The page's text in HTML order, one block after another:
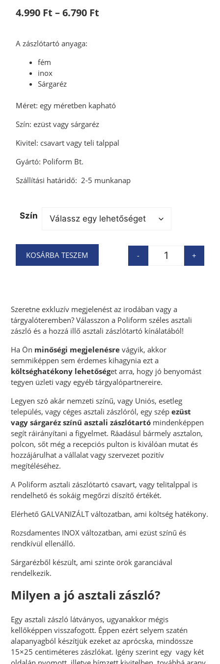
4.990 Ft –6.790 Ft
A zászlótartó anyaga:
fém
inox
Sárgaréz
​Méret: egy méretben kapható
Szín: ezüst vagy sárgaréz
Kivitel: csavart vagy teli talppal
Gyártó: Poliform Bt.
Szállítási határidő: 2-5 munkanap
Szín
- +
KOSÁRBA TESZEM
Szeretne exkluzív megjelenést az irodában vagy a
tárgyalóteremben? Válasszon a Poliform széles asztali
zászló és a hozzá illő asztali zászlótartó kínálatából!
Ha Ön minőségi megjelenésre vágyik, akkor
semmiképpen sem érdemes kihagynia ezt a
költséghatékony lehetőséget arra, hogy jó benyomást
tegyen üzleti vagy egyéb tárgyalópartnereire.
Legyen szó akár nemzeti színű, vagy Uniós, esetleg
település, vagy céges asztali zászlóról, egy szépezüst
vagy sárgaréz színű asztali zászlótartó mindenképpen
segít ráirányítani a figyelmet. Ráadásul bármely asztalon,
polcon, sőt még a recepciós pulton is kiválóan mutat és
hozzájárulhat a vállalat vagy szervezet pozitív
megítéléséhez.
A Poliform asztali zászlótartó csavart, vagy telitalppal is
rendelhető és sokáig megőrzi díszítő értékét.
Elérhető GALVANIZÁLT változatban, ami költség hatékony.
Rozsdamentes INOX változatban, ami ezüst színű és
rendkívül ellenálló.
Sárgarézből készült, ami szinte örök garanciával
rendelkezik.
Milyen a jó asztali zászló?
Egy asztali zászló látványos, ugyanakkor mégis
kellőképpen visszafogott. Éppen ezért selyem szatén
alapanyagból készítjük ezeket az aprócska, mindössze
15×25 centiméteres zászlókat. Igény szerint egy vagy két